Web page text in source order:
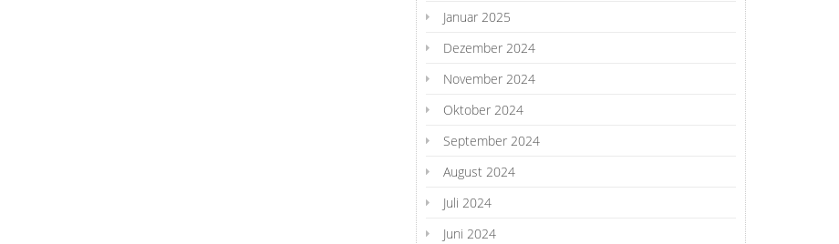
Januar 2025
Dezember 2024
November 2024
Oktober 2024
September 2024
August 2024
Juli 2024
Juni 2024